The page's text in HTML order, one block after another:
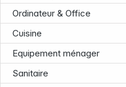
Ordinateur & Office
Cuisine
Equipement ménager
Sanitaire